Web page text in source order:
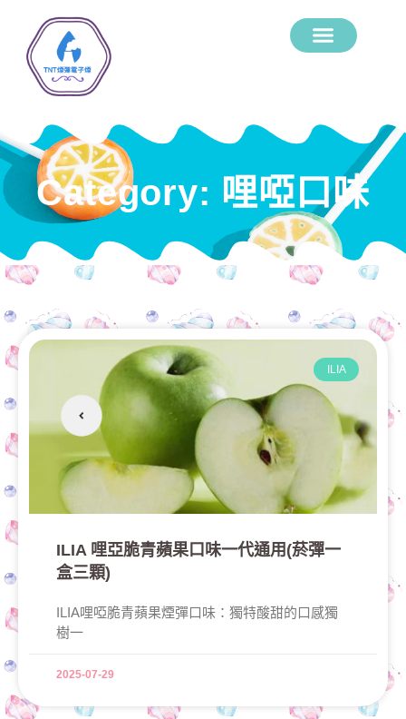
Category: 哩啞口味
ILIA
ILIA 哩亞脆青蘋果口味一代通用(菸彈一
盒三顆)
ILIA哩啞脆青蘋果煙彈口味：獨特酸甜的口感獨
樹一
2025-07-29